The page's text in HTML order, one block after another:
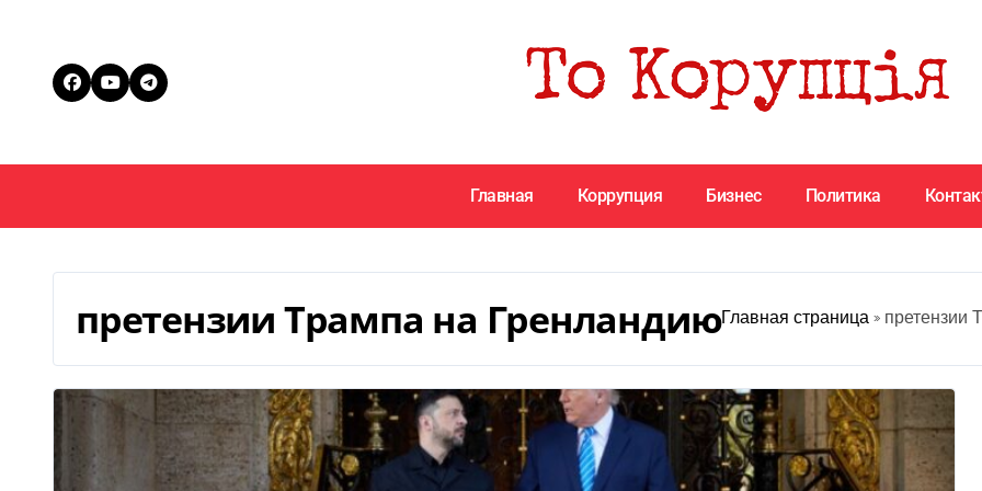
Главная Коррупция Бизнес Политика
претензии Трампа на ГренландиюГлавная страница » претензии